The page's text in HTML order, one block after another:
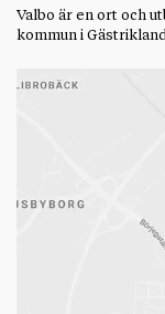
Valbo är en ort och
kommun i